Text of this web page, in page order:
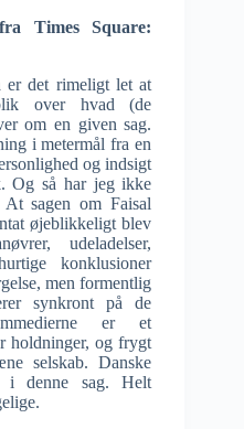
Times Square:
er det rimeligt let at
over hvad (de
om en given sag.
i metermål fra en
og indsigt
Og så har jeg ikke
sagen om Faisal
øjeblikkeligt blev
udeladelser,
konklusioner
men formentlig
synkront på de
er et
holdninger, og frygt
selskab. Danske
i denne sag. Helt